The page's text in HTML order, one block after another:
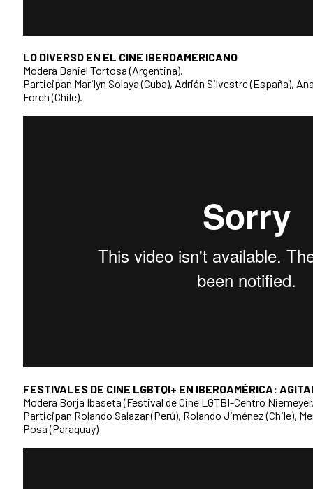
LO DIVERSO EN EL CINE IBEROAMERICANO
Modera Daniel Tortosa (Argentina).
Participan Marilyn Solaya (Cuba), Adrián Silvestre (España),
Forch (Chile).
FESTIVALES DE CINE LGBTQI+ EN IBEROAMÉRICA:
Modera Borja Ibaseta (Festival de Cine LGTBI-Centro
Participan Rolando Salazar (Perú), Rolando Jiménez (Chile),
Posa (Paraguay)